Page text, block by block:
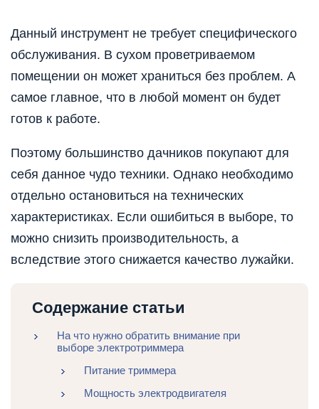
Данный инструмент не требует специфического
обслуживания. В сухом проветриваемом
помещении он может храниться без проблем. А
самое главное, что в любой момент он будет
готов к работе.
Поэтому большинство дачников покупают для
себя данное чудо техники. Однако необходимо
отдельно остановиться на технических
характеристиках. Если ошибиться в выборе, то
можно снизить производительность, а
вследствие этого снижается качество лужайки.
Содержание статьи
На что нужно обратить внимание при
выборе электротриммера
Питание триммера
Мощность электродвигателя